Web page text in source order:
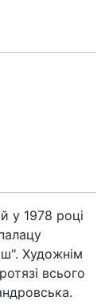
у 1978 році
Художнім
всього